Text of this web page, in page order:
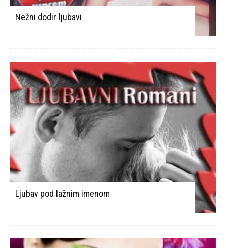
Nežni dodir ljubavi
Ljubav pod lažnim imenom